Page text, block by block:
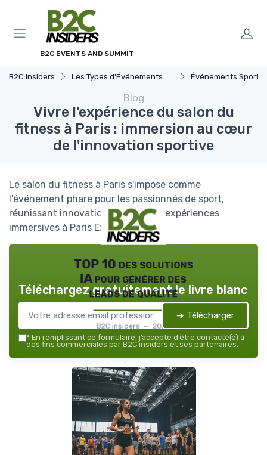
B2C EVENTS AND SUMMIT
B2C insiders Les Types d'Événements B2C Événements Sportifs et
Blog
Vivre l'expérience du salon du
fitness à Paris : immersion au cœur
de l'innovation sportive
Le salon du fitness à Paris s'impose comme
l'événement phare pour les passionnés de sport,
réunissant innovations, ateliers et expériences
immersives à Paris Expo.
TOP 10 des solutions
IA pour générer des
leads de qualité
B2C insiders — 2026
Téléchargez gratuitement le livre blanc
➔ Télécharger
* En remplissant ce formulaire, j’accepte d’être contacté(e) à
des fins commerciales par B2C insiders et ses partenaires.
Panneau de gestion des cookies